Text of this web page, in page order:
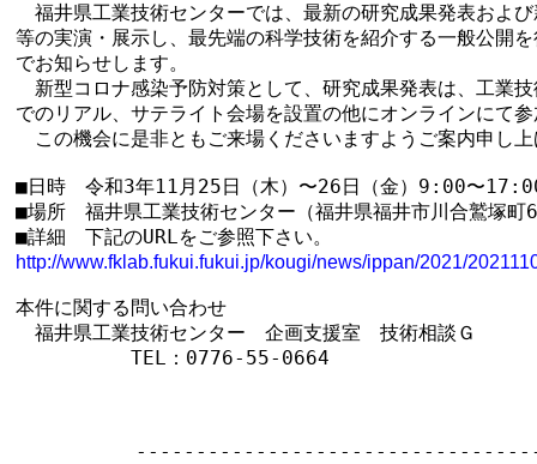
福井県工業技術センターでは、最新の研究成果発表およ
等の実演・展示し、最先端の科学技術を紹介する一般公開
でお知らせします。
新型コロナ感染予防対策として、研究成果発表は、工業
でのリアル、サテライト会場を設置の他にオンラインにて
この機会に是非ともご来場くださいますようご案内申し
■日時　令和3年11月25日（木）〜26日（金）9:00〜
■場所　福井県工業技術センター（福井県福井市川合鷲塚町
http://www.fklab.fukui.fukui.jp/kougi/news/ippan/2021/
本件に関する問い合わせ
福井県工業技術センター　企画支援室　技術相談Ｇ
TEL：0776-55-0664
　　　　　